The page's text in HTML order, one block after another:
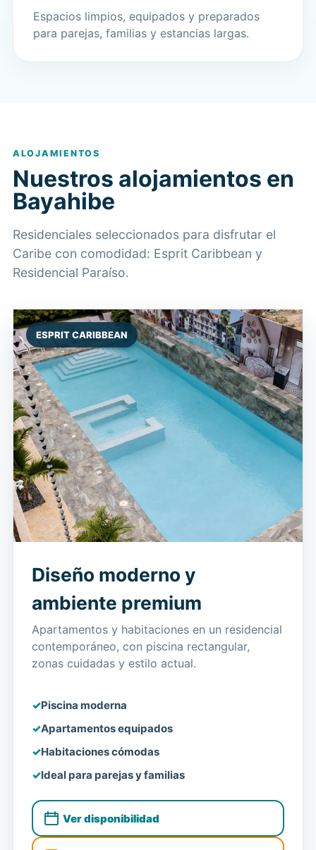
Espacios limpios, equipados y preparados
para parejas, familias y estancias largas.
ALOJAMIENTOS
Nuestros alojamientos en
Bayahibe
Residenciales seleccionados para disfrutar el
Caribe con comodidad: Esprit Caribbean y
Residencial Paraíso.
ESPRIT CARIBBEAN
Diseño moderno y
ambiente premium
Apartamentos y habitaciones en un residencial
contemporáneo, con piscina rectangular,
zonas cuidadas y estilo actual.
Piscina moderna
Apartamentos equipados
Habitaciones cómodas
Ideal para parejas y familias
Ver disponibilidad